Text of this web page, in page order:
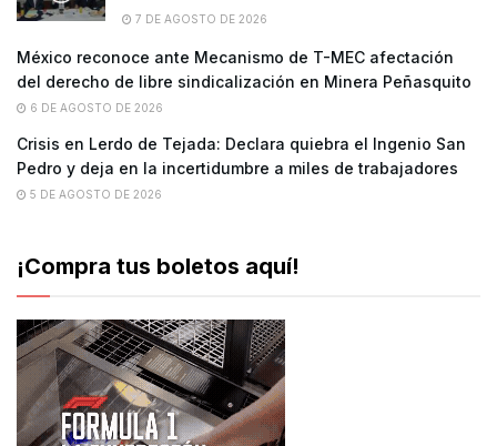
7 DE AGOSTO DE 2026
México reconoce ante Mecanismo de T-MEC afectación
del derecho de libre sindicalización en Minera Peñasquito
6 DE AGOSTO DE 2026
Crisis en Lerdo de Tejada: Declara quiebra el Ingenio San
Pedro y deja en la incertidumbre a miles de trabajadores
5 DE AGOSTO DE 2026
¡Compra tus boletos aquí!